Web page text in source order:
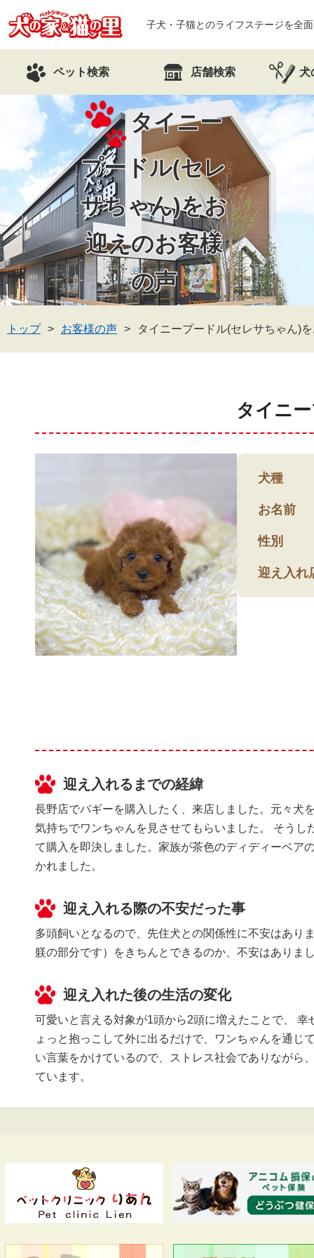
子犬・子猫とのライフステージを全
ペット検索 店舗検索 犬
タイニー
プードル(セレ
サちゃん)をお
迎えのお客様
の声
トップ お客様の声 タイニープードル(セレサちゃん)
タイニ
犬種
お名前
性別
迎え入れ
迎え入れるまでの経緯
長野店でバギーを購入したく、来店しました。元々犬
気持ちでワンちゃんを見させてもらいました。 そう
て購入を即決しました。家族が茶色のディディーベア
かれました。
迎え入れる際の不安だった事
多頭飼いとなるので、先住犬との関係性に不安はあり
躾の部分です）をきちんとできるのか、不安はありま
迎え入れた後の生活の変化
可愛いと言える対象が1頭から2頭に増えたことで、
ょっと抱っこして外に出るだけで、ワンちゃんを通
い言葉をかけているので、ストレス社会でありながら
ています。